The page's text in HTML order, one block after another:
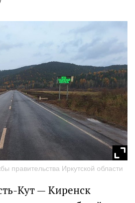
правительства Иркутской области
Кут — Киренск